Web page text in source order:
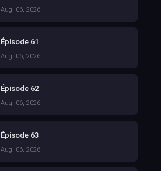
Aug. 06, 2026
Épisode 61
Aug. 06, 2026
Épisode 62
Aug. 06, 2026
Épisode 63
Aug. 06, 2026